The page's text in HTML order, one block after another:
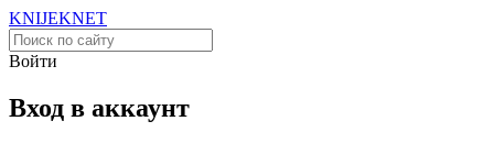
KNIJEKNET
Войти
Вход в аккаунт